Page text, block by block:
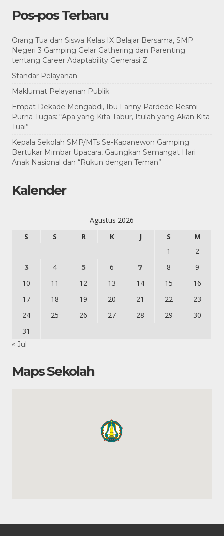
Pos-pos Terbaru
Orang Tua dan Siswa Kelas IX Belajar Bersama, SMP
Negeri 3 Gamping Gelar Gathering dan Parenting
tentang Career Adaptability Generasi Z
Standar Pelayanan
Maklumat Pelayanan Publik
Empat Dekade Mengabdi, Ibu Fanny Pardede Resmi
Purna Tugas: “Apa yang Kita Tabur, Itulah yang Akan Kita
Tuai”
Kepala Sekolah SMP/MTs Se-Kapanewon Gamping
Bertukar Mimbar Upacara, Gaungkan Semangat Hari
Anak Nasional dan “Rukun dengan Teman”
Kalender
Agustus 2026
S
S R K J S
M
1
2
3 4 5 6 7 8
9
10
11 12 13 14 15
16
17
18 19 20 21 22
23
24
25 26 27 28 29
30
31
« Jul
Maps Sekolah